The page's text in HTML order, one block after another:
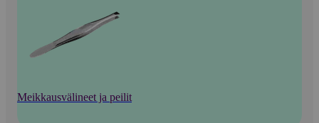
Meikkausvälineet ja peilit